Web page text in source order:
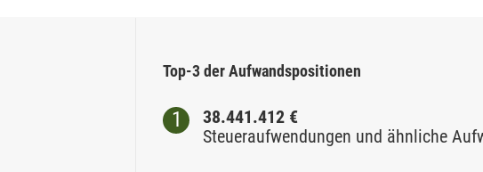
Top-3 der Aufwandspositionen
38.441.412 €
Steueraufwendungen und ähnliche